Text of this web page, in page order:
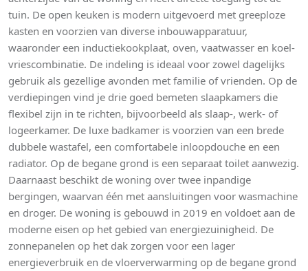
tuin. De open keuken is modern uitgevoerd met greeploze
kasten en voorzien van diverse inbouwapparatuur,
waaronder een inductiekookplaat, oven, vaatwasser en koel-
vriescombinatie. De indeling is ideaal voor zowel dagelijks
gebruik als gezellige avonden met familie of vrienden. Op de
verdiepingen vind je drie goed bemeten slaapkamers die
flexibel zijn in te richten, bijvoorbeeld als slaap-, werk- of
logeerkamer. De luxe badkamer is voorzien van een brede
dubbele wastafel, een comfortabele inloopdouche en een
radiator. Op de begane grond is een separaat toilet aanwezig.
Daarnaast beschikt de woning over twee inpandige
bergingen, waarvan één met aansluitingen voor wasmachine
en droger. De woning is gebouwd in 2019 en voldoet aan de
moderne eisen op het gebied van energiezuinigheid. De
zonnepanelen op het dak zorgen voor een lager
energieverbruik en de vloerverwarming op de begane grond